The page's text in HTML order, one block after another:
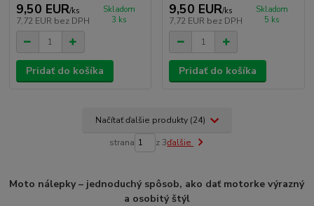
9,50 EUR/ks
7,72 EUR bez DPH
Skladom
3 ks
Pridať do košíka
9,50 EUR/ks
7,72 EUR bez DPH
Skladom
5 ks
Pridať do košíka
Načítať ďalšie produkty (24)
strana z 3ďalšie
Moto nálepky – jednoduchý spôsob, ako dať motorke výrazný
a osobitý štýl